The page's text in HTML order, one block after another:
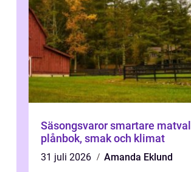
Säsongsvaror smartare matval för
plånbok, smak och klimat
31 juli 2026
Amanda Eklund